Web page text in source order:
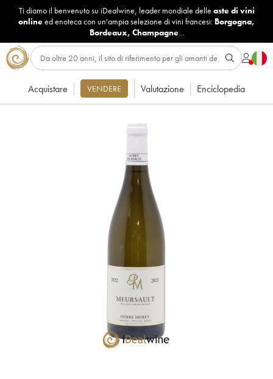
Ti diamo il benvenuto su iDealwine, leader mondiale delle aste di vini
onlineed enoteca con un'ampia selezione di vini francesi: Borgogna,
Bordeaux, Champagne...
Acquistare VENDERE Valutazione Enciclopedia